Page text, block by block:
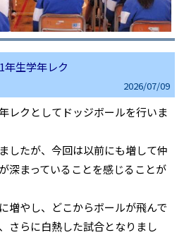
年生学年レク
2026/07/09
レクとしてドッジボールを行いま
したが、今回は以前にも増して仲
深まっていることを感じることが
増やし、どこからボールが飛んで
さらに白熱した試合となりまし